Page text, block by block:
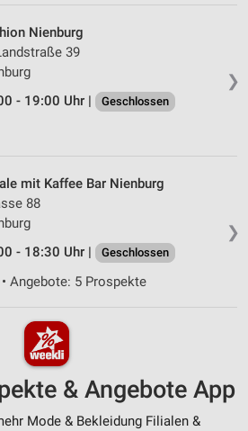
❯
Nienburg
39
- 19:00 Uhr |
Geschlossen
❯
mit Kaffee Bar Nienburg
88
- 18:30 Uhr |
Geschlossen
Angebote: 5 Prospekte
& Angebote App
Mode & Bekleidung Filialen &